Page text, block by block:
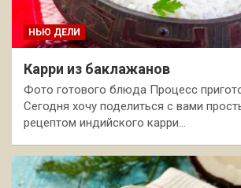
НЬЮ ДЕЛИ
Карри из баклажанов
Фото готового блюда Процесс
Сегодня хочу поделиться с вами
рецептом индийского карри…